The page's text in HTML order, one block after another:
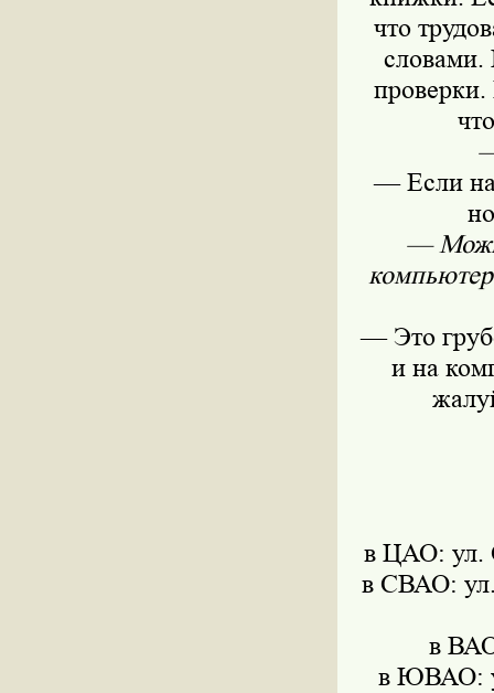
что
словами.
проверки.
— Если на
—
— Это
и на
в ЦАО: ул.
в СВАО: ул.
в
в ЮВАО: